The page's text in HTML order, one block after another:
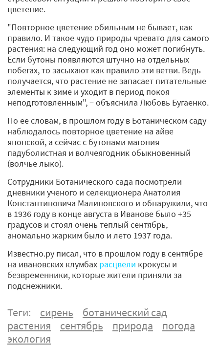
цветение.
"Повторное цветение обильным не бывает, как
правило. И такое чудо природы чревато для самого
растения: на следующий год оно может погибнуть.
Если бутоны появляются штучно на отдельных
побегах, то засыхают как правило эти ветви. Ведь
получается, что растение не запасает питательные
элементы к зиме и уходит в период покоя
неподготовленным", − объяснила Любовь Бугаенко.
По ее словам, в прошлом году в Ботаническом саду
наблюдалось повторное цветение на айве
японской, а сейчас с бутонами магония
падуболистная и волчеягодник обыкновенный
(волчье лыко).
Сотрудники Ботанического сада посмотрели
дневники ученого и селекционера Анатолия
Константиновича Малиновского и обнаружили, что
в 1936 году в конце августа в Иванове было +35
градусов и стоял очень теплый сентябрь,
аномально жарким было и лето 1937 года.
Известно.ру писал, что в прошлом году в сентябре
на ивановских клумбах расцвели крокусы и
безвременники, которые жители приняли за
подснежники.
Теги: сирень
ботанический сад
растения
сентябрь природа
погода
экология